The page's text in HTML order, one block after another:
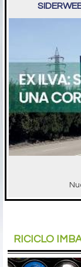
RICICLO